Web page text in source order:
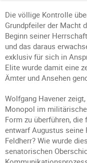
Die völlige Kontrolle
Grundpfeiler der Macht
Beginn seiner
und das daraus
exklusiv für sich in
Elite wurde damit eine
Ämter und Ansehen
Wolfgang Havener
Monopol im
Form zu überführen,
entwarf Augustus seine
Feldherr? Wie wurde
senatorischen